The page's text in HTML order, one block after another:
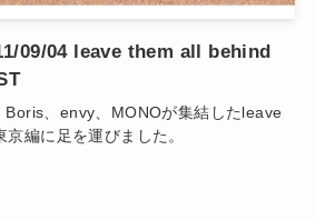
09/04 leave them all behind
Boris、envy、MONOが集結したleave
編に足を運びました。